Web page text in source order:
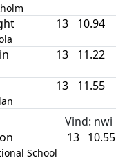
13 10.94
13 11.22
13 11.55
Vind: nwi
School
13 10.55